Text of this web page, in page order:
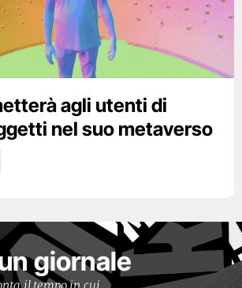
agli utenti di
nel suo metaverso
giornale